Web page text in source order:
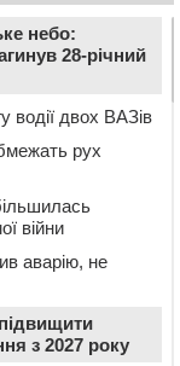
небо:
28-річний
водії двох ВАЗів
рух
війни
аварію, не
з 2027 року